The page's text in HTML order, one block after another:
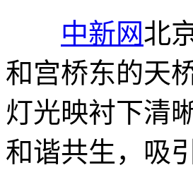
中新网北
和宫桥东的天
灯光映衬下清
和谐共生，吸